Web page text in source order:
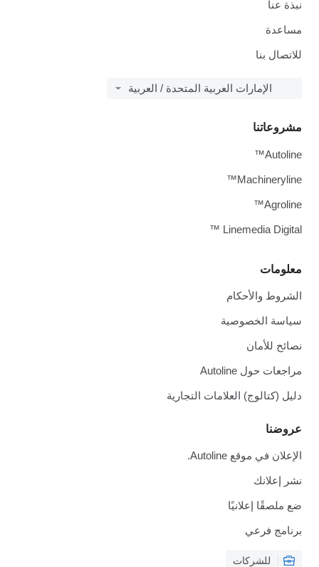
نبذة عنا
مساعدة
للاتصال بنا
الإمارات العربية المتحدة / العربية
معلومات
الشروط والأحكام
سياسة الخصوصية
نصائح للأمان
مراجعات حول Autoline
دليل (كتالوج) العلامات التجارية
عروضنا
الإعلان في موقع Autoline.
نشر إعلانك
ضع ملصقًا إعلانيًا
برنامج فرعي
للشركات
مشروعاتنا
Autoline™
Machineryline™
Agroline™
Linemedia Digital ™